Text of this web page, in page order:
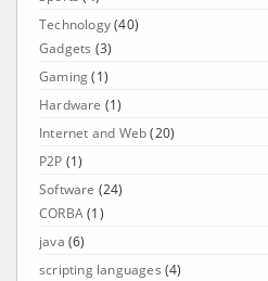
Technology(40)
Gadgets (3)
Gaming(1)
Hardware (1)
Internet and Web(20)
P2P (1)
Software (24)
CORBA(1)
java (6)
scripting languages (4)